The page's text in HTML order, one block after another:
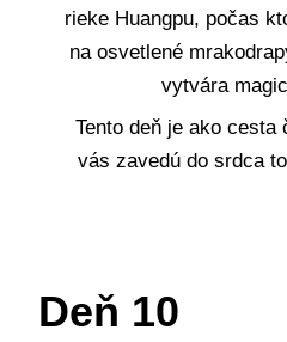
rieke Huangpu, počas
na osvetlené
vytvára
Tento deň je ako
vás zavedú do srdca
Deň 10